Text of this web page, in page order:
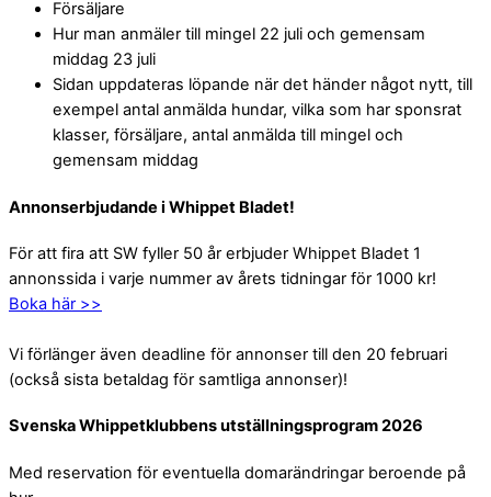
Försäljare
Hur man anmäler till mingel 22 juli och gemensam
middag 23 juli
Sidan uppdateras löpande när det händer något nytt, till
exempel antal anmälda hundar, vilka som har sponsrat
klasser, försäljare, antal anmälda till mingel och
gemensam middag
Annonserbjudande i Whippet Bladet!
För att fira att SW fyller 50 år erbjuder Whippet Bladet 1
annonssida i varje nummer av årets tidningar för 1000 kr!
Boka här >>
Vi förlänger även deadline för annonser till den 20 februari
(också sista betaldag för samtliga annonser)!
Svenska Whippetklubbens utställningsprogram 2026
Med reservation för eventuella domarändringar beroende på